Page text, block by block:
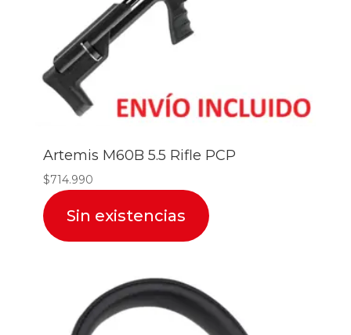
Artemis M60B 5.5 Rifle PCP
$714.990
Sin existencias